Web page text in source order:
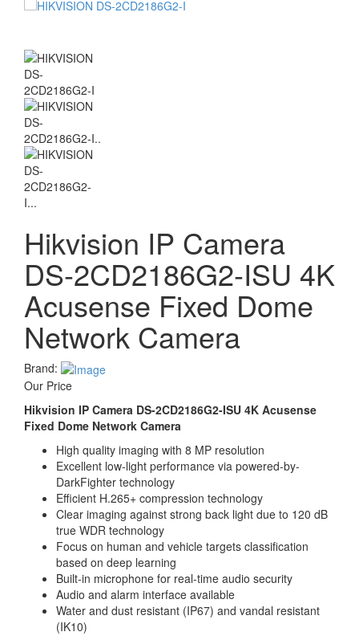
Hikvision IP Camera
DS-2CD2186G2-ISU 4K
Acusense Fixed Dome
Network Camera
Brand:
Our Price
Hikvision IP Camera DS-2CD2186G2-ISU 4K Acusense
Fixed Dome Network Camera
High quality imaging with 8 MP resolution
Excellent low-light performance via powered-by-
DarkFighter technology
Efficient H.265+ compression technology
Clear imaging against strong back light due to 120 dB
true WDR technology
Focus on human and vehicle targets classification
based on deep learning
Built-in microphone for real-time audio security
Audio and alarm interface available
Water and dust resistant (IP67) and vandal resistant
(IK10)